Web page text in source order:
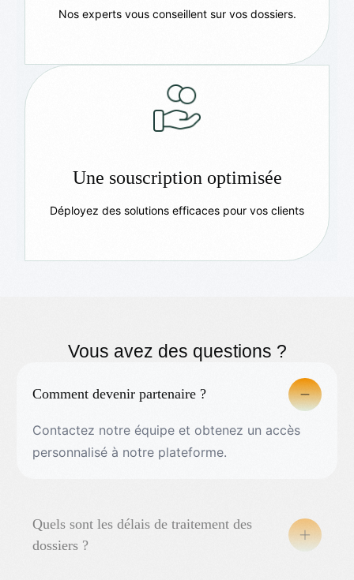
Nos experts vous conseillent sur vos dossiers.
Une souscription optimisée
Déployez des solutions efficaces pour vos clients
Vous avez des questions ?
Comment devenir partenaire ?
Contactez notre équipe et obtenez un accès
personnalisé à notre plateforme.
Quels sont les délais de traitement des
dossiers ?